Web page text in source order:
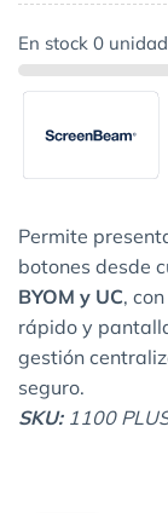
En stock 0
Permite
botones desde
BYOM y UC,
rápido y
gestión
seguro.
SKU:1100